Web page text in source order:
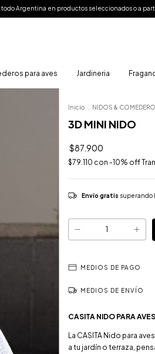
seleccionados o a partir de $250.000
para aves Jardineria
Inicio NIDOS &
3D MINI NIDO
$87.900
$79.110 con -10% off
Envío gratis superando
MEDIOS DE PAGO
MEDIOS DE ENVÍO
CASITA NIDO PARA
La CASITA Nido para
a tu jardín o terraza,